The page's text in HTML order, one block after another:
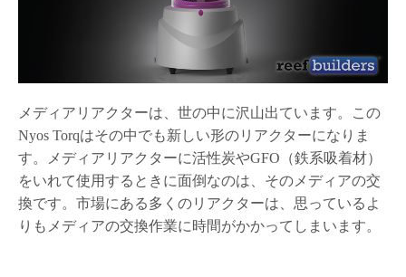
メディアリアクターは、世の中に沢山出ています。この
Nyos Torqはその中でも新しい形のリアクターになりま
す。
メディアリアクターに活性炭やGFO（鉄系吸着材）
をいれて使用するときに面倒なのは、そのメディアの交
換です。市場にある多くのリアクターは、思っているよ
りもメディアの交換作業に時間がかかってしまいます。